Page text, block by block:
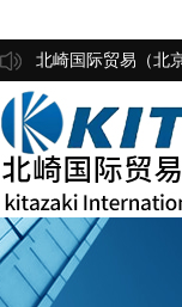
北崎国际贸易（北